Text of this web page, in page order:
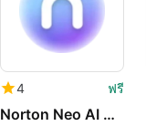
4 ฟรี
Norton Neo AI Browser